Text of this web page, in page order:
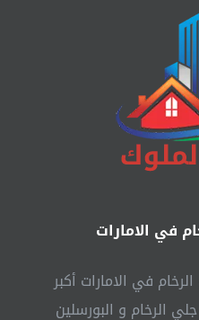
في الامارات
في الامارات أكبر
الرخام و البورسلين